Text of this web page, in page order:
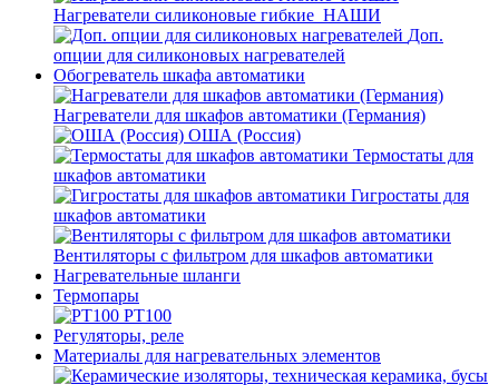
Нагреватели силиконовые гибкие_НАШИ
Доп.
опции для силиконовых нагревателей
Обогреватель шкафа автоматики
Нагреватели для шкафов автоматики (Германия)
ОША (Россия)
Термостаты для
шкафов автоматики
Гигростаты для
шкафов автоматики
Вентиляторы с фильтром для шкафов автоматики
Нагревательные шланги
Термопары
PT100
Регуляторы, реле
Материалы для нагревательных элементов